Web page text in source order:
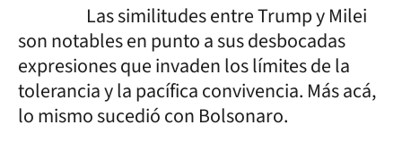
Las similitudes entre Trump y Milei
son notables en punto a sus desbocadas
expresiones que invaden los límites de la
tolerancia y la pacífica convivencia. Más acá,
lo mismo sucedió con Bolsonaro.